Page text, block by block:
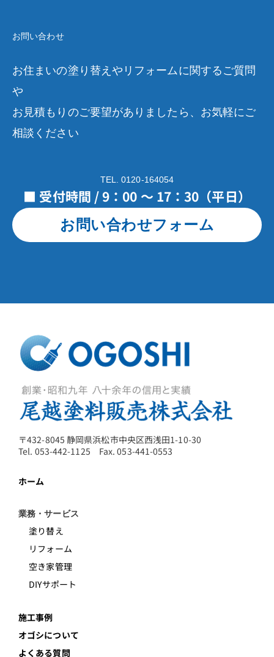
お問い合わせ
お住まいの塗り替えやリフォームに関するご質問
や
お見積もりのご要望がありましたら、お気軽にご
相談ください
TEL. 0120-164054
■ 受付時間 / 9：00 ～ 17：30（平日）
お問い合わせフォーム
〒432-8045 静岡県浜松市中央区西浅田1-10-30
Tel. 053-442-1125 Fax. 053-441-0553
ホーム
業務・サービス
塗り替え
リフォーム
空き家管理
DIYサポート
施工事例
オゴシについて
よくある質問